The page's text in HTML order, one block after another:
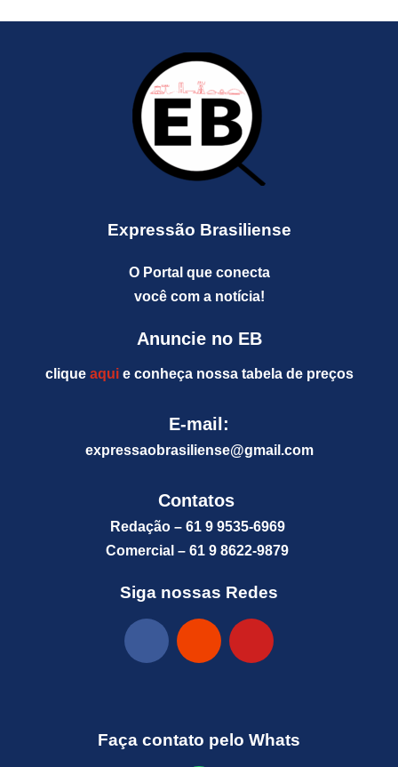
Expressão Brasiliense
O Portal que conecta
você com a notícia!
Anuncie no EB
clique aquie conheça nossa tabela de preços
E-mail:
expressaobrasiliense@gmail.com
Contatos
Redação – 61 9 9535-6969
Comercial – 61 9 8622-9879
Siga nossas Redes
Faça contato pelo Whats